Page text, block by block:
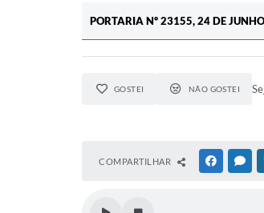
PORTARIA Nº 23155, 24 DE
GOSTEI NÃO GOSTEI
COMPARTILHAR